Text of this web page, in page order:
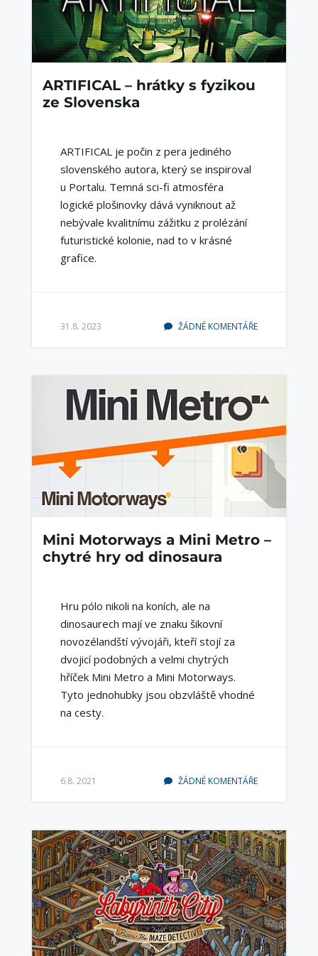
ARTIFICAL – hrátky s fyzikou
ze Slovenska
ARTIFICAL je počin z pera jediného
slovenského autora, který se inspiroval
u Portalu. Temná sci-fi atmosféra
logické plošinovky dává vyniknout až
nebývale kvalitnímu zážitku z prolézání
futuristické kolonie, nad to v krásné
grafice.
31.8. 2023 ŽÁDNÉ KOMENTÁŘE
Mini Motorways a Mini Metro –
chytré hry od dinosaura
Hru pólo nikoli na koních, ale na
dinosaurech mají ve znaku šikovní
novozélandští vývojáři, kteří stojí za
dvojicí podobných a velmi chytrých
hříček Mini Metro a Mini Motorways.
Tyto jednohubky jsou obzvláště vhodné
na cesty.
6.8. 2021 ŽÁDNÉ KOMENTÁŘE